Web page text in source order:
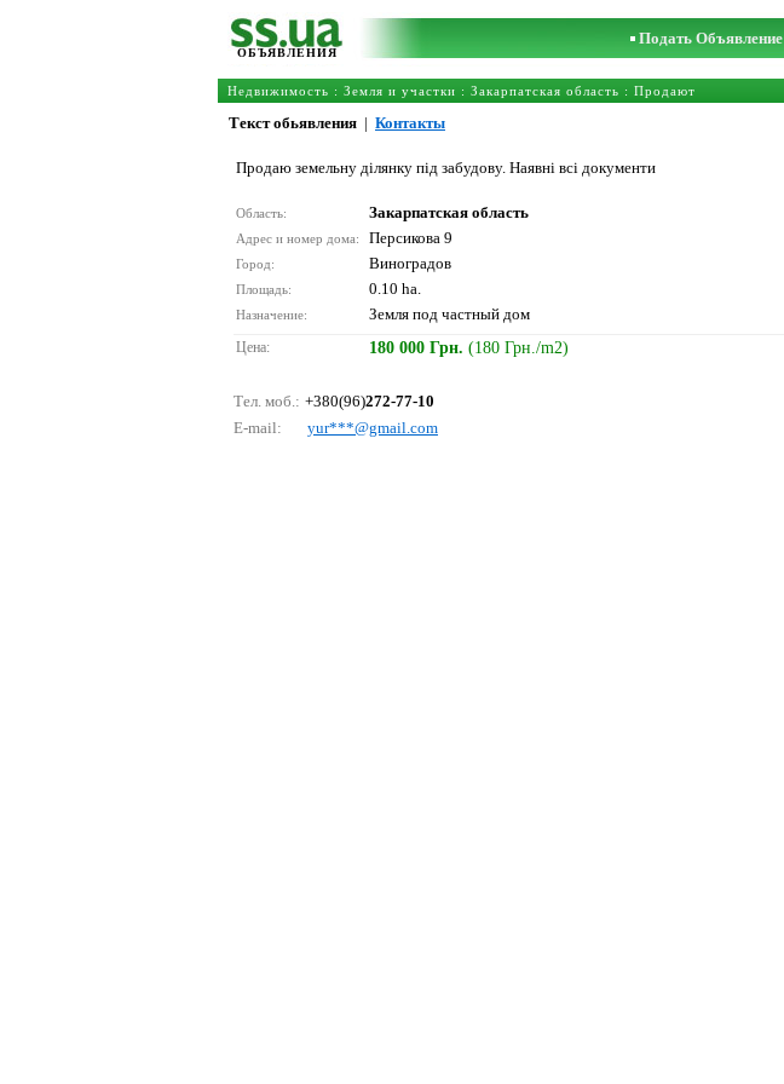
ОБЪЯВЛЕНИЯ
Подать Объявление
Недвижимость : Земля и участки : Закарпатская область : Продают
Текст обьявления | Контакты
Продаю земельну ділянку під забудову. Наявні всі документи
Область: Закарпатская область
Адрес и номер дома: Персикова 9
Город: Виноградов
Площадь: 0.10 ha.
Назначение: Земля под частный дом
Цена: 180 000 Грн. (180 Грн./m2)
Тел. моб.: +380(96)272-77-10
E-mail:
yur***@gmаil.соm